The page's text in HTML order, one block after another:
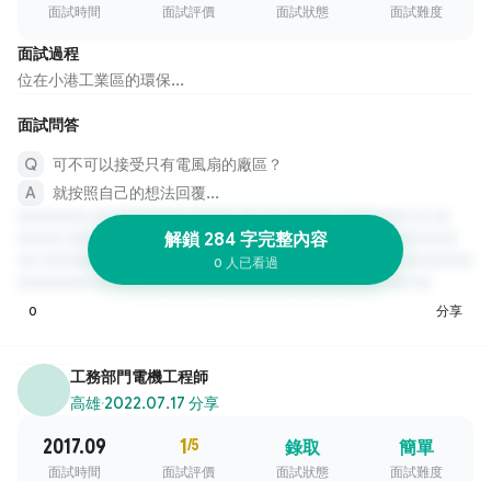
面試時間 面試評價 面試狀態 面試難度
面試過程
位在小港工業區的環保...
面試問答
可不可以接受只有電風扇的廠區？
就按照自己的想法回覆...
解鎖 284 字完整內容
0 人已看過
0 分享
工務部門電機工程師
高雄·2022.07.17 分享
2017.09
面試時間
1/5
面試評價
錄取
面試狀態
簡單
面試難度